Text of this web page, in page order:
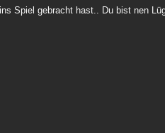
Spiel gebracht hast.. Du bist nen